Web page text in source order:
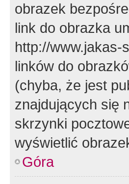
obrazek
link do obrazka
http://
linków do
(chyba, że jest
znajdujących się
skrzynki
wyświetlić
Góra